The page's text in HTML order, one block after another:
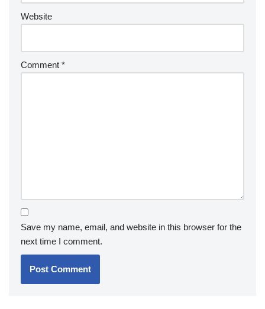
Website
Comment *
Save my name, email, and website in this browser for the
next time I comment.